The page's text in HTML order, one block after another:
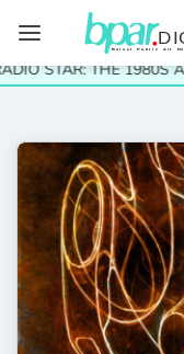
1980S AND THEIR